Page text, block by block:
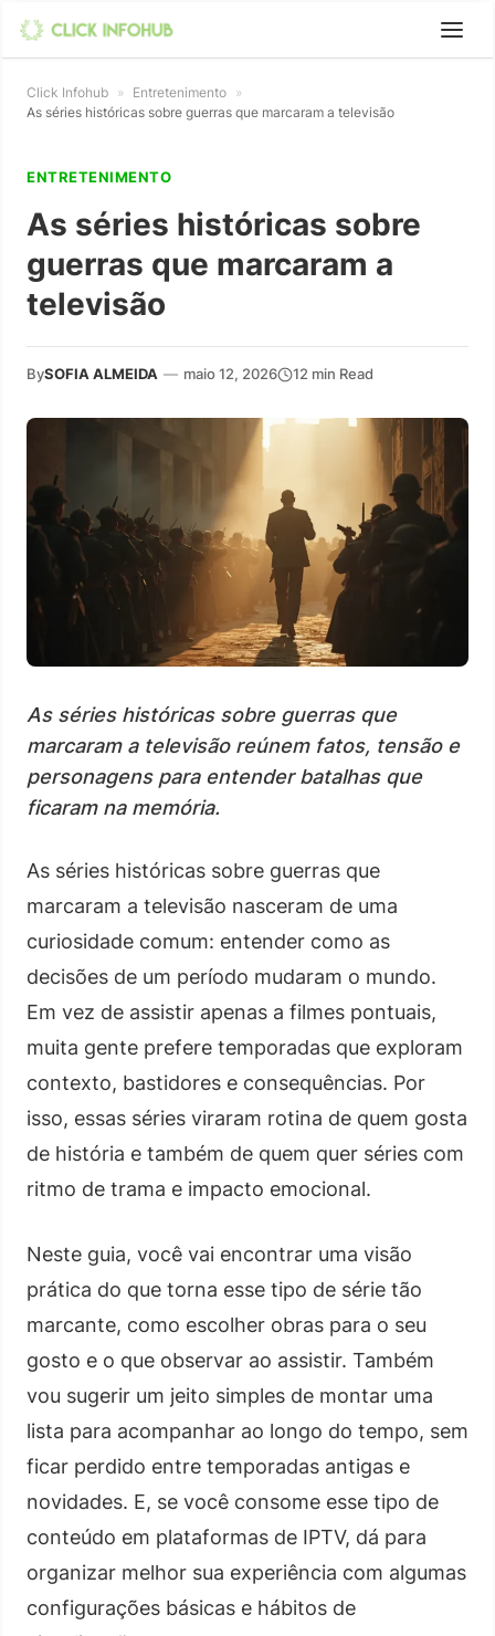
Click Infohub » Entretenimento »
As séries históricas sobre guerras que marcaram a televisão
ENTRETENIMENTO
As séries históricas sobre
guerras que marcaram a
televisão
BySOFIA ALMEIDA — maio 12, 2026 12 min Read
As séries históricas sobre guerras que
marcaram a televisão reúnem fatos, tensão e
personagens para entender batalhas que
ficaram na memória.
As séries históricas sobre guerras que
marcaram a televisão nasceram de uma
curiosidade comum: entender como as
decisões de um período mudaram o mundo.
Em vez de assistir apenas a filmes pontuais,
muita gente prefere temporadas que exploram
contexto, bastidores e consequências. Por
isso, essas séries viraram rotina de quem gosta
de história e também de quem quer séries com
ritmo de trama e impacto emocional.
Neste guia, você vai encontrar uma visão
prática do que torna esse tipo de série tão
marcante, como escolher obras para o seu
gosto e o que observar ao assistir. Também
vou sugerir um jeito simples de montar uma
lista para acompanhar ao longo do tempo, sem
ficar perdido entre temporadas antigas e
novidades. E, se você consome esse tipo de
conteúdo em plataformas de IPTV, dá para
organizar melhor sua experiência com algumas
configurações básicas e hábitos de